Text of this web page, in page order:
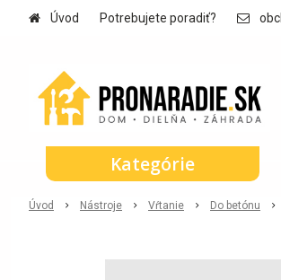
Úvod Potrebujete poradiť?
Úvod Nástroje Vŕtanie Do betónu
Kategórie